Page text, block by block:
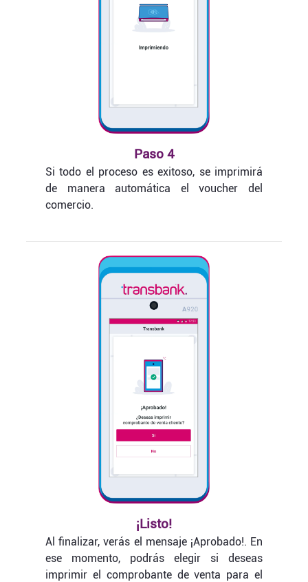
Paso 4
Si todo el proceso es exitoso, se imprimirá
de manera automática el voucher del
comercio.
¡Listo!
Al finalizar, verás el mensaje ¡Aprobado!. En
ese momento, podrás elegir si deseas
imprimir el comprobante de venta para el